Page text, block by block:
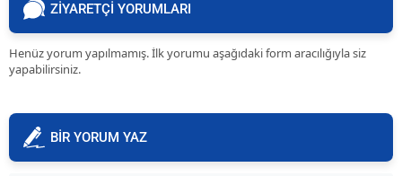
ZİYARETÇİ YORUMLARI
Henüz yorum yapılmamış. İlk yorumu aşağıdaki form aracılığıyla siz
yapabilirsiniz.
BİR YORUM YAZ